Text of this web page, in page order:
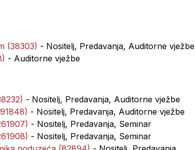
(38303) - Nositelj, Predavanja, Auditorne vježbe
- Auditorne vježbe
- Nositelj, Predavanja, Auditorne vježbe
- Nositelj, Predavanja, Auditorne vježbe
- Nositelj, Predavanja, Seminar
- Nositelj, Predavanja, Seminar